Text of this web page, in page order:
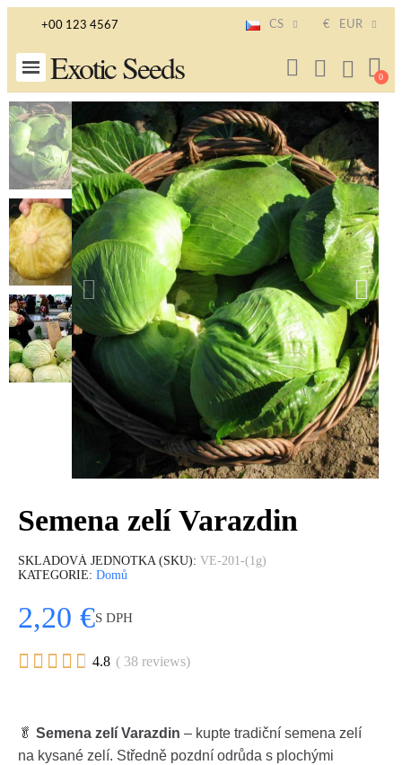
+00 123 4567 CS € EUR
Exotic Seeds
Semena zelí Varazdin
SKLADOVÁ JEDNOTKA (SKU) VE-201-(1g)
KATEGORIE Domů
2,20 €S DPH
     4.8 ( 38 reviews)
🥬 Semena zelí Varazdin – kupte tradiční semena zelí
na kysané zelí. Středně pozdní odrůda s plochými